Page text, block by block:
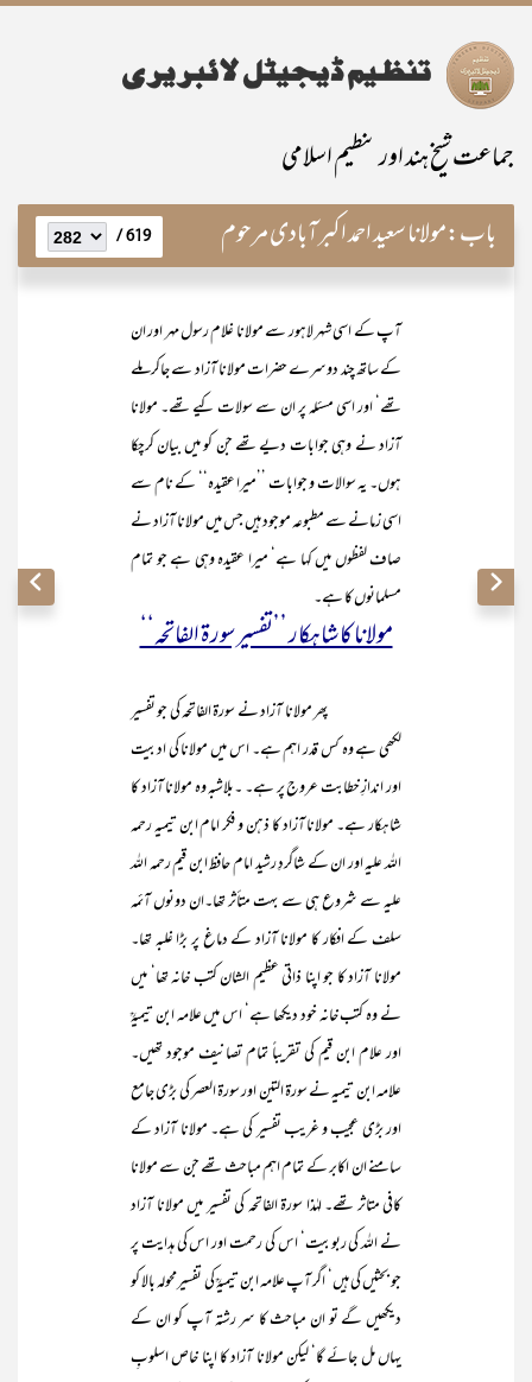
جماعت شیخ ہند اور تنظیم اسلامی
باب:مولانا سعید احمد اکبرآبادی مرحوم 619 /
آپ کے اسی شہر لاہور سے مولانا غلام رسول مہر اور ان
کے ساتھ چند دوسرے حضرات مولانا آزاد سے جاکر ملے
تھے‘ اور اسی مسئلہ پر ان سے سولات کیے تھے۔ مولانا
آزاد نے وہی جوابات دیے تھے جن کو میں بیان کرچکا
ہوں۔ یہ سوالات و جوابات ’’میرا عقیدہ‘‘ کے نام سے
اسی زمانے سے مطبوعہ موجود ہیں جس میں مولانا آزاد نے
صاف لفظوں میں کہا ہے‘ میرا عقیدہ وہی ہے جو تمام
مسلمانوں کا ہے۔
مولانا کا شاہکار ’’تفسیر سورۃ الفاتحہ‘‘
پھر مولانا آزاد نے سورۃ الفاتحہ کی جو تفسیر
لکھی ہے وہ کس قدر اہم ہے۔ اس میں مولانا کی ادبیت
اور اندازِ خطابت عروج پر ہے۔ ۔بلاشبہ وہ مولانا آزاد کا
شاہکار ہے۔ مولانا آزاد کا ذہن و فکر امام ابن تیمیہ رحمہ
اللہ علیہ اور ان کے شاگردِ رشید امام حافظ ابن قیم رحمہ اللہ
علیہ سے شروع ہی سے بہت متأثر تھا۔ان دونوں آئمہ
سلف کے افکار کا مولانا آزاد کے دماغ پر بڑا غلبہ تھا۔
مولانا آزاد کا جو اپنا ذاتی عظیم الشان کتب خانہ تھا‘ میں
نے وہ کتب خانہ خود دیکھا ہے‘ اس میں علامہ ابن تیمیہؒ
اور علام ابن قیم کی تقریباً تمام تصانیف موجود تھیں۔
علامہ ابن تیمیہ نے سورۃ التین اور سورۃ العصر کی بڑی جامع
اور بڑی عجیب و غریب تفسیر کی ہے۔ مولانا آزاد کے
سامنے ان اکابر کے تمام اہم مباحث تھے جن سے مولانا
کافی متاثر تھے۔ لہٰذا سورۃ الفاتحہ کی تفسیر میں مولانا آزاد
نے اللہ کی ربوبیت‘ اس کی رحمت اور اس کی ہدایت پر
جو بحثیں کی ہیں‘ اگر آپ علامہ ابن تیمیہؒ کی تفسیرمحولہ بالا کو
دیکھیں گے تو ان مباحث کا سر رشتہ آپ کو ان کے
یہاں مل جائے گا‘ لیکن مولانا آزاد کا اپنا خاص اسلوبِ